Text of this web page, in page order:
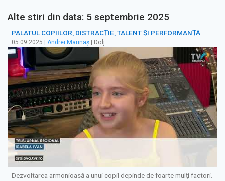
Alte stiri din data: 5 septembrie 2025
PALATUL COPIILOR, DISTRACȚIE, TALENT ȘI PERFORMANȚĂ
05.09.2025 Andrei Marinaș | Dolj
Dezvoltarea armonioasă a unui copil depinde de foarte mulți factori.